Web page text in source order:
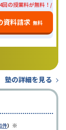
の授業料が無料！/
資料請求 無料
塾の詳細を見る
件） ※